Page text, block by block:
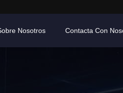
Nosotros Contacta Con